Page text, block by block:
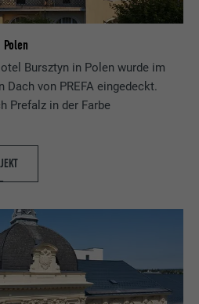
Bursztyn in Polen wurde im
Dach von PREFA eingedeckt.
Prefalz in der Farbe